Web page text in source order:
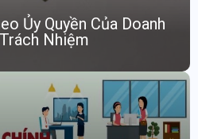
Ủy Quyền Của Doanh
Nhiệm